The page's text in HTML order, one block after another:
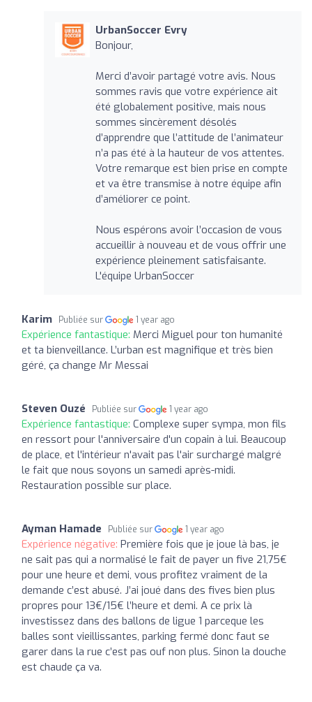
UrbanSoccer Evry
Bonjour,
Merci d’avoir partagé votre avis. Nous
sommes ravis que votre expérience ait
été globalement positive, mais nous
sommes sincèrement désolés
d’apprendre que l’attitude de l’animateur
n’a pas été à la hauteur de vos attentes.
Votre remarque est bien prise en compte
et va être transmise à notre équipe afin
d’améliorer ce point.
Nous espérons avoir l’occasion de vous
accueillir à nouveau et de vous offrir une
expérience pleinement satisfaisante.
L'équipe UrbanSoccer
Karim Publiée sur 1 year ago
Expérience fantastique: Merci Miguel pour ton humanité
et ta bienveillance. L’urban est magnifique et très bien
géré, ça change Mr Messai
Steven Ouzé Publiée sur 1 year ago
Expérience fantastique: Complexe super sympa, mon fils
en ressort pour l'anniversaire d'un copain à lui. Beaucoup
de place, et l'intérieur n'avait pas l'air surchargé malgré
le fait que nous soyons un samedi après-midi.
Restauration possible sur place.
Ayman Hamade Publiée sur 1 year ago
Expérience négative: Première fois que je joue là bas, je
ne sait pas qui a normalisé le fait de payer un five 21,75€
pour une heure et demi, vous profitez vraiment de la
demande c’est abusé. J’ai joué dans des fives bien plus
propres pour 13€/15€ l’heure et demi. A ce prix là
investissez dans des ballons de ligue 1 parceque les
balles sont vieillissantes, parking fermé donc faut se
garer dans la rue c’est pas ouf non plus. Sinon la douche
est chaude ça va.